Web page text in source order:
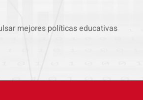
mejores políticas educativas